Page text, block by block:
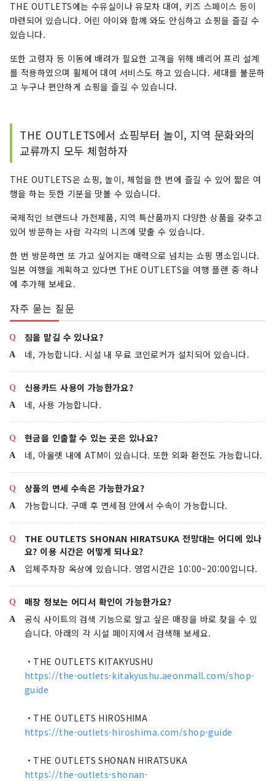
THE OUTLETS에는 수유실이나 유모차 대여, 키즈 스페이스 등이
마련되어 있습니다. 어린 아이와 함께 와도 안심하고 쇼핑을 즐길 수
있습니다.
또한 고령자 등 이동에 배려가 필요한 고객을 위해 배리어 프리 설계
를 적용하였으며 휠체어 대여 서비스도 하고 있습니다. 세대를 불문하
고 누구나 편안하게 쇼핑을 즐길 수 있습니다.
THE OUTLETS에서 쇼핑부터 놀이, 지역 문화와의
교류까지 모두 체험하자
THE OUTLETS은 쇼핑, 놀이, 체험을 한 번에 즐길 수 있어 짧은 여
행을 하는 듯한 기분을 맛볼 수 있습니다.
국제적인 브랜드나 가전제품, 지역 특산품까지 다양한 상품을 갖추고
있어 방문하는 사람 각각의 니즈에 맞출 수 있습니다.
한 번 방문하면 또 가고 싶어지는 매력으로 넘치는 쇼핑 명소입니다.
일본 여행을 계획하고 있다면 THE OUTLETS을 여행 플랜 중 하나
에 추가해 보세요.
자주 묻는 질문
짐을 맡길 수 있나요?
네, 가능합니다. 시설 내 무료 코인로커가 설치되어 있습니다.
신용카드 사용이 가능한가요?
네, 사용 가능합니다.
현금을 인출할 수 있는 곳은 있나요?
네, 아울렛 내에 ATM이 있습니다. 또한 외화 환전도 가능합니다.
상품의 면세 수속은 가능한가요?
가능합니다. 구매 후 면세점 안에서 수속이 가능합니다.
THE OUTLETS SHONAN HIRATSUKA 전망대는 어디에 있나
요? 이용 시간은 어떻게 되나요?
입체주차장 옥상에 있습니다. 영업시간은 10:00~20:00입니다.
매장 정보는 어디서 확인이 가능한가요?
공식 사이트의 검색 기능으로 알고 싶은 매장을 바로 찾을 수 있
습니다. 아래의 각 시설 페이지에서 검색해 보세요.
・THE OUTLETS KITAKYUSHU
https://the-outlets-kitakyushu.aeonmall.com/shop-
guide
・THE OUTLETS HIROSHIMA
https://the-outlets-hiroshima.com/shop-guide
・THE OUTLETS SHONAN HIRATSUKA
https://the-outlets-shonan-